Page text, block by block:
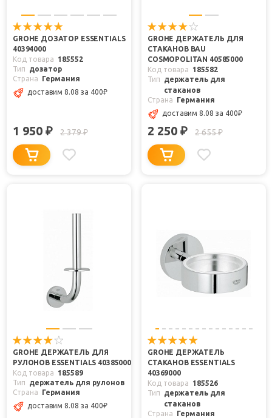
GROHE ДОЗАТОР ESSENTIALS
40394000
Код товара
185552
Тип
дозатор
Страна
Германия
доставим 8.08 за 400₽
1 950 ₽ 2 379₽
GROHE ДЕРЖАТЕЛЬ ДЛЯ
СТАКАНОВ BAU
COSMOPOLITAN 40585000
Код товара
185582
Тип
держатель для
стаканов
Страна
Германия
доставим 8.08 за 400₽
2 250 ₽ 2 655₽
GROHE ДЕРЖАТЕЛЬ ДЛЯ
РУЛОНОВ ESSENTIALS 40385000
Код товара
185589
Тип
держатель для рулонов
Страна
Германия
доставим 8.08 за 400₽
GROHE ДЕРЖАТЕЛЬ
СТАКАНОВ ESSENTIALS
40369000
Код товара
185526
Тип
держатель для
стаканов
Страна
Германия